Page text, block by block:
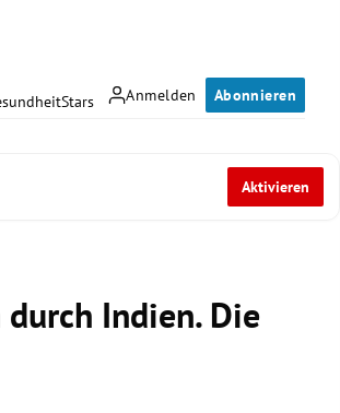
Anmelden Abonnieren
Stars
Aktivieren
Indien. Die